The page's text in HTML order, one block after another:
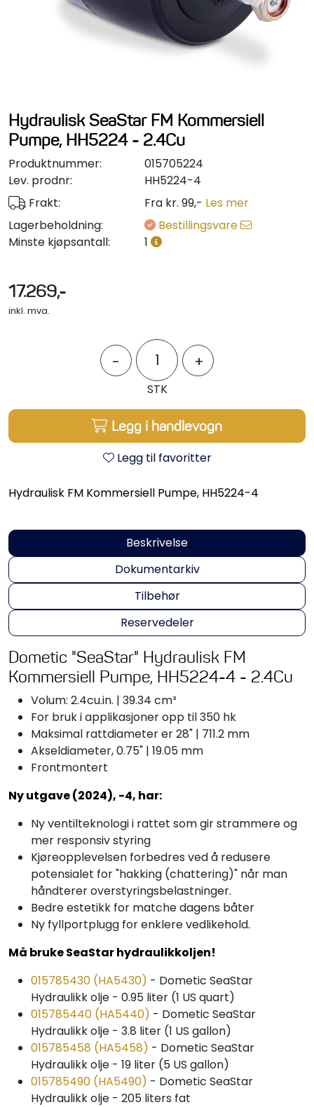
Hydraulisk SeaStar FM Kommersiell
Pumpe, HH5224 - 2.4Cu
Produktnummer:
015705224
Lev. prodnr:
HH5224-4
Frakt:
Fra kr. 99,- Les mer
Lagerbeholdning:
Bestillingsvare
Minste kjøpsantall:
1
17.269,-
inkl. mva.
- +
STK
Legg i handlevogn
Legg til favoritter
Hydraulisk FM Kommersiell Pumpe, HH5224-4
Beskrivelse
Dokumentarkiv
Tilbehør
Reservedeler
Dometic "SeaStar" Hydraulisk FM
Kommersiell Pumpe, HH5224-4 - 2.4Cu
Volum: 2.4cu.in. | 39.34 cm³
For bruk i applikasjoner opp til 350 hk
Maksimal rattdiameter er 28" | 711.2 mm
Akseldiameter, 0.75" | 19.05 mm
Frontmontert
Ny utgave (2024), -4, har:
Ny ventilteknologi i rattet som gir strammere og
mer responsiv styring
Kjøreopplevelsen forbedres ved å redusere
potensialet for "hakking (chattering)" når man
håndterer overstyringsbelastninger.
Bedre estetikk for matche dagens båter
Ny fyllportplugg for enklere vedlikehold.
Må bruke SeaStar hydraulikkoljen!
015785430 (HA5430) - Dometic SeaStar
Hydraulikk olje - 0.95 liter (1 US quart)
015785440 (HA5440) - Dometic SeaStar
Hydraulikk olje - 3.8 liter (1 US gallon)
015785458 (HA5458) - Dometic SeaStar
Hydraulikk olje - 19 liter (5 US gallon)
015785490 (HA5490) - Dometic SeaStar
Hydraulikk olje - 205 liters fat
Styring/kontroll
Motordelsvelger/SONAR
Anoder
Brannslukkere
Hydraulisk styring
Motordeler